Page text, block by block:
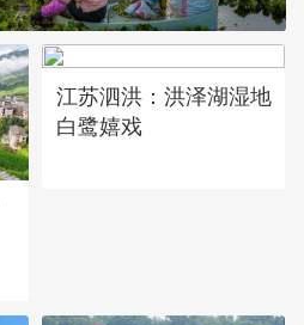
江苏泗洪：洪泽湖湿地
白鹭嬉戏